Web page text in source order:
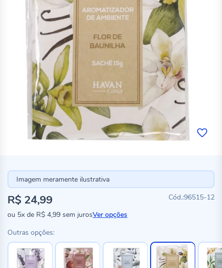
Imagem meramente ilustrativa
96515-12
R$ 24,99
ou 5x de R$ 4,99 sem jurosVer opções
Outras opções: